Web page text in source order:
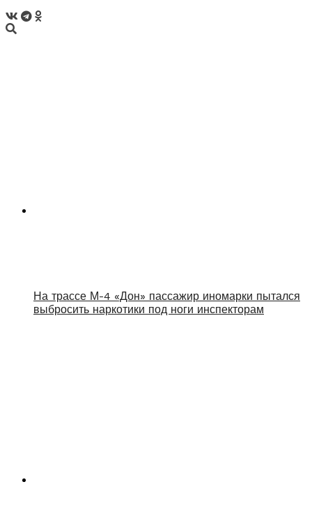
На трассе М-4 «Дон» пассажир иномарки пытался
выбросить наркотики под ноги инспекторам